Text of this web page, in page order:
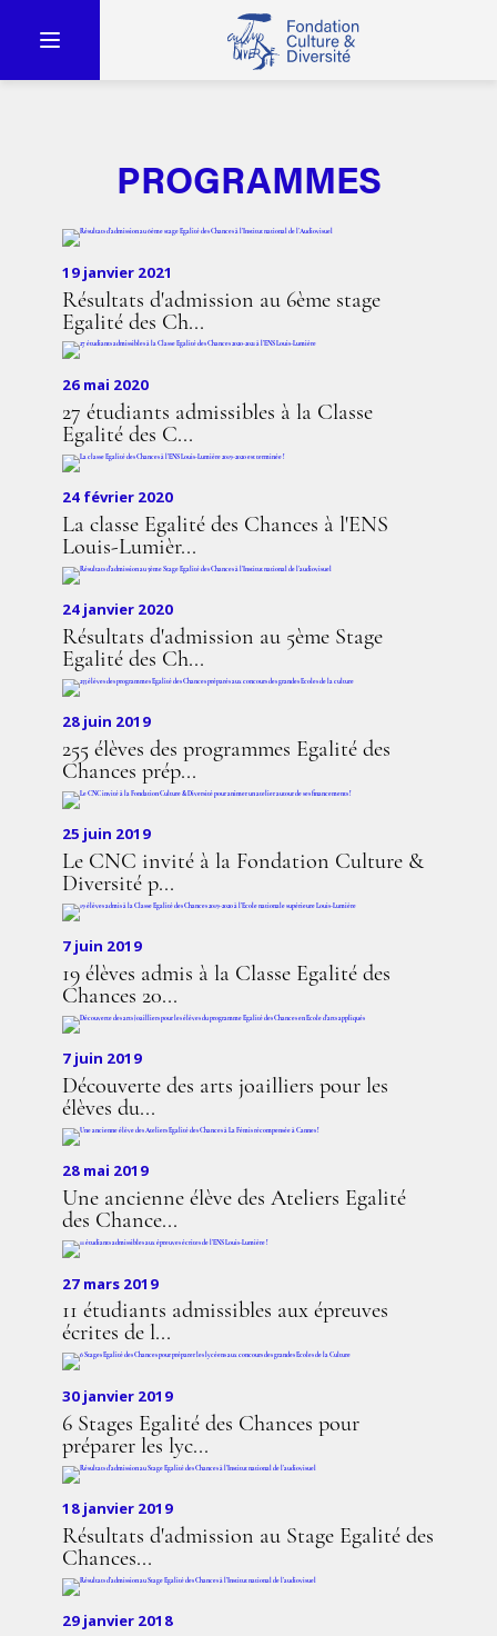
PROGRAMMES
19 janvier 2021
Résultats d'admission au 6ème stage
Egalité des Ch...
26 mai 2020
27 étudiants admissibles à la Classe
Egalité des C...
24 février 2020
La classe Egalité des Chances à l'ENS
Louis-Lumièr...
24 janvier 2020
Résultats d'admission au 5ème Stage
Egalité des Ch...
28 juin 2019
255 élèves des programmes Egalité des
Chances prép...
25 juin 2019
Le CNC invité à la Fondation Culture &
Diversité p...
7 juin 2019
19 élèves admis à la Classe Egalité des
Chances 20...
7 juin 2019
Découverte des arts joailliers pour les
élèves du...
28 mai 2019
Une ancienne élève des Ateliers Egalité
des Chance...
27 mars 2019
11 étudiants admissibles aux épreuves
écrites de l...
30 janvier 2019
6 Stages Egalité des Chances pour
préparer les lyc...
18 janvier 2019
Résultats d'admission au Stage Egalité des
Chances...
29 janvier 2018